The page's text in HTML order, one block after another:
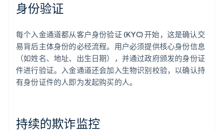
身份验证
每个入金通道都从客户身份验证 (KYC) 开始，这是确认交
易背后主体身份的必经流程。用户必须提供核心身份信息
（如姓名、地址、出生日期），并通过政府颁发的身份证
件进行验证。入金通道还会加入生物识别校验，以确认持
有身份证件的人即为发起购买的人。
持续的欺诈监控